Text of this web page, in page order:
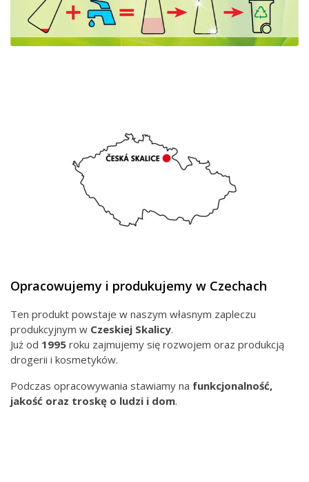
Opracowujemy i produkujemy w Czechach
Ten produkt powstaje w naszym własnym zapleczu
produkcyjnym w Czeskiej Skalicy.
Już od 1995 roku zajmujemy się rozwojem oraz produkcją
drogerii i kosmetyków.
Podczas opracowywania stawiamy na funkcjonalność,
jakość oraz troskę o ludzi i dom.